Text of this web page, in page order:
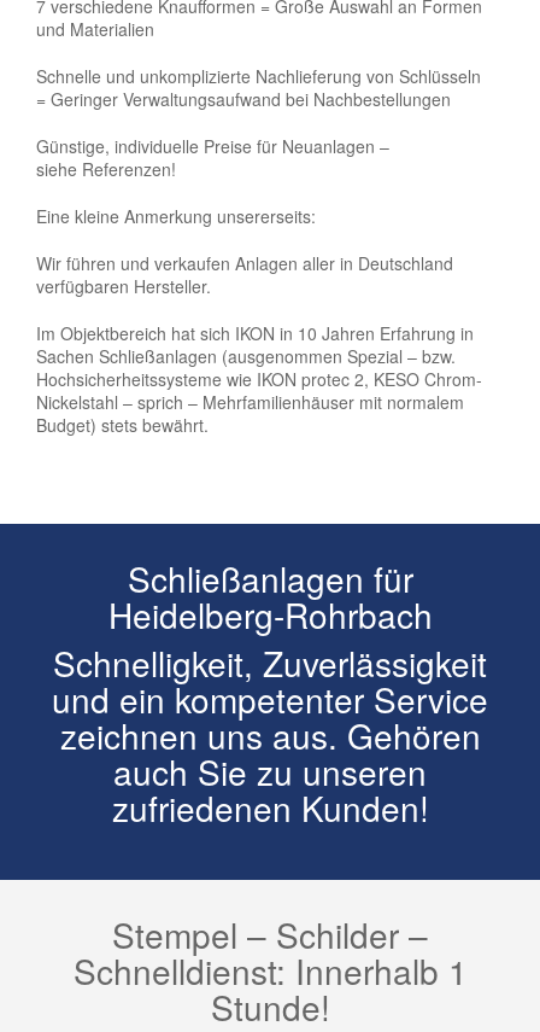
7 verschiedene Knaufformen = Große Auswahl an Formen
und Materialien
Schnelle und unkomplizierte Nachlieferung von Schlüsseln
= Geringer Verwaltungsaufwand bei Nachbestellungen
Günstige, individuelle Preise für Neuanlagen –
siehe Referenzen!
Eine kleine Anmerkung unsererseits:
Wir führen und verkaufen Anlagen aller in Deutschland
verfügbaren Hersteller.
Im Objektbereich hat sich IKON in 10 Jahren Erfahrung in
Sachen Schließanlagen (ausgenommen Spezial – bzw.
Hochsicherheitssysteme wie IKON protec 2, KESO Chrom-
Nickelstahl – sprich – Mehrfamilienhäuser mit normalem
Budget) stets bewährt.
Schließanlagen für
Heidelberg-Rohrbach
Schnelligkeit, Zuverlässigkeit
und ein kompetenter Service
zeichnen uns aus. Gehören
auch Sie zu unseren
zufriedenen Kunden!
Stempel – Schilder –
Schnelldienst: Innerhalb 1
Stunde!